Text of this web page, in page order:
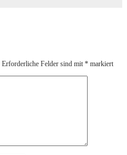
Erforderliche Felder sind mit * markiert